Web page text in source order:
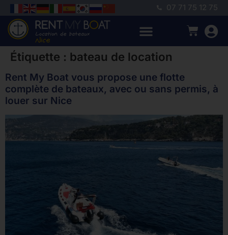
07 71 75 12 75
Étiquette : bateau de location
Rent My Boat vous propose une flotte
complète de bateaux, avec ou sans permis, à
louer sur Nice